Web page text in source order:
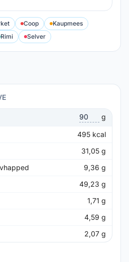
Coop
Kaupmees
Rimi Selver
g
495 kcal
31,05 g
9,36 g
49,23 g
1,71 g
4,59 g
2,07 g